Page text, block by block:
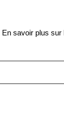
En savoir plus sur